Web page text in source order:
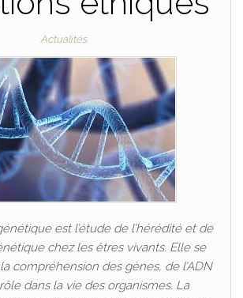
Actualités
est l’étude de l’hérédité et de
chez les êtres vivants. Elle se
compréhension des gènes, de l’ADN
dans la vie des organismes. La